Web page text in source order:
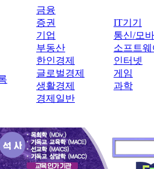
금융
증권
기업
부동산
한인경제
글로벌경제
생활경제
경제일반
IT기기
통신/모
소프트웨
인터넷
게임
과학